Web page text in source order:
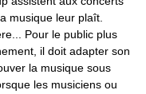
musique leur plaît.
Pour le public plus
il doit adapter son
la musique sous
les musiciens ou